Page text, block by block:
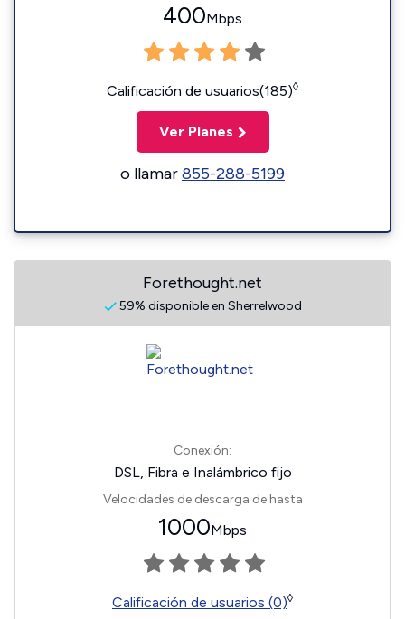
400Mbps
Calificación de usuarios(185)◊
Ver Planes
o llamar855-288-5199
Forethought.net
59% disponible en Sherrelwood
Conexión:
DSL, Fibra e Inalámbrico fijo
Velocidades de descarga de hasta
1000Mbps
Calificación de usuarios (0)◊